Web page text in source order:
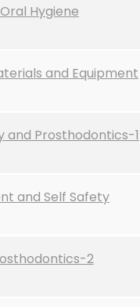
Oral Hygiene
and Equipment
and Prosthodontics-1
and Self Safety
2